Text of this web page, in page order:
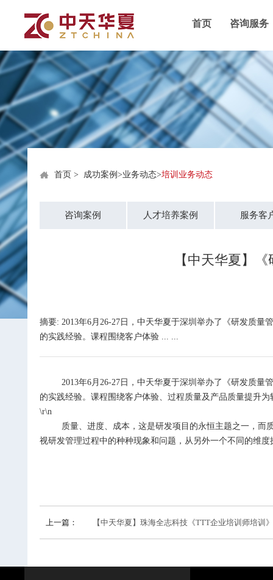
首页 咨询服务
首页 > 成功案例 >业务动态>培训业务动态
咨询案例 人才培养案例 服务客
【中天华夏】
摘要: 2013年6月26-27日，中天华夏于深圳举办了《研发质
的实践经验。课程围绕客户体验 ... ...
2013年6月26-27日，中天华夏于深圳举办了《研发质量管
的实践经验。课程围绕客户体验、过程质量及产品质量提升
\r\n
质量、进度、成本，这是研发项目的永恒主题之一，而质
视研发管理过程中的种种现象和问题，从另外一个不同的维
上一篇： 【中天华夏】珠海全志科技《TTT企业培训师培训》